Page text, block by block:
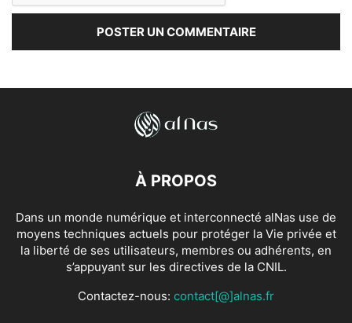
À PROPOS
Dans un monde numérique et interconnecté alNas use de
moyens techniques actuels pour protéger la Vie privée et
la liberté de ses utilisateurs, membres ou adhérents, en
s’appuyant sur les directives de la CNIL.
Contactez-nous: contact[@]alnas.fr